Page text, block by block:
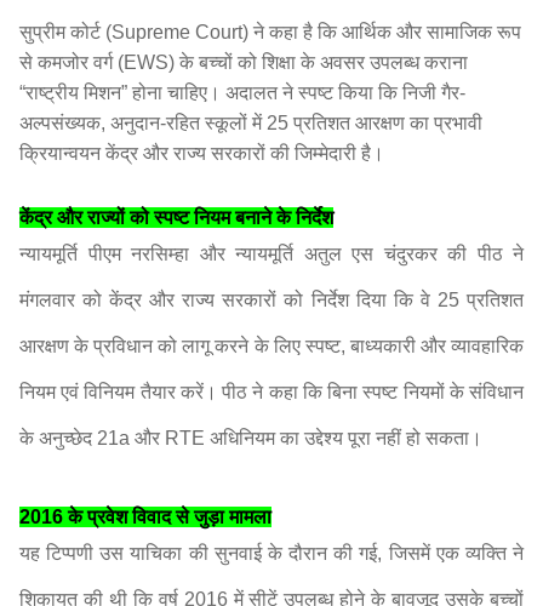
सुप्रीम कोर्ट (Supreme Court) ने कहा है कि आर्थिक और सामाजिक रूप
से कमजोर वर्ग (EWS) के बच्चों को शिक्षा के अवसर उपलब्ध कराना
“राष्ट्रीय मिशन” होना चाहिए। अदालत ने स्पष्ट किया कि निजी गैर-
अल्पसंख्यक, अनुदान-रहित स्कूलों में 25 प्रतिशत आरक्षण का प्रभावी
क्रियान्वयन केंद्र और राज्य सरकारों की जिम्मेदारी है।
केंद्र और राज्यों को स्पष्ट नियम बनाने के निर्देश
न्यायमूर्ति पीएम नरसिम्हा और न्यायमूर्ति अतुल एस चंदुरकर की पीठ ने
मंगलवार को केंद्र और राज्य सरकारों को निर्देश दिया कि वे 25 प्रतिशत
आरक्षण के प्रविधान को लागू करने के लिए स्पष्ट, बाध्यकारी और व्यावहारिक
नियम एवं विनियम तैयार करें। पीठ ने कहा कि बिना स्पष्ट नियमों के संविधान
के अनुच्छेद 21a और RTE अधिनियम का उद्देश्य पूरा नहीं हो सकता।
2016 के प्रवेश विवाद से जुड़ा मामला
यह टिप्पणी उस याचिका की सुनवाई के दौरान की गई, जिसमें एक व्यक्ति ने
शिकायत की थी कि वर्ष 2016 में सीटें उपलब्ध होने के बावजूद उसके बच्चों